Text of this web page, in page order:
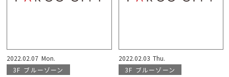
2022.02.07 Mon.
3F ブルーゾーン
2022.02.03 Thu.
3F ブルーゾーン